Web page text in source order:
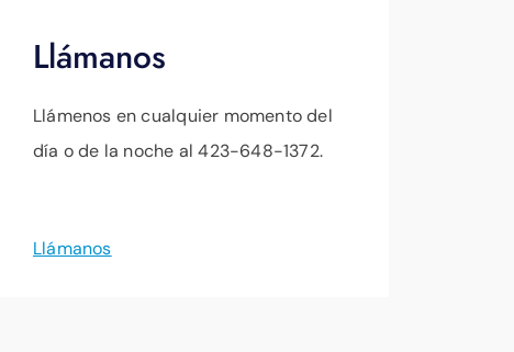
Llámanos
Llámenos en cualquier momento del
día o de la noche al 423-648-1372.
Llámanos